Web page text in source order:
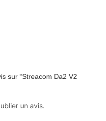
sur “Streacom Da2 V2
un avis.